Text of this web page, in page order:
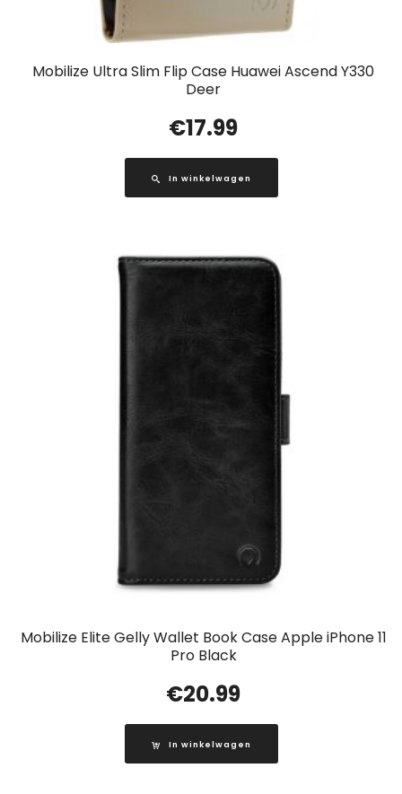
Mobilize Ultra Slim Flip Case Huawei Ascend Y330
Deer
€17.99
In winkelwagen
Mobilize Elite Gelly Wallet Book Case Apple iPhone 11
Pro Black
€20.99
In winkelwagen